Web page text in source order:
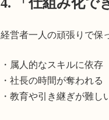
経営者一人の頑張りで保
・属人的なスキルに依存
・社長の時間が奪われる
・教育や引き継ぎが難し